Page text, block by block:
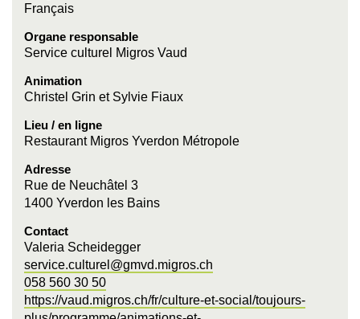
Français
Organe responsable
Service culturel Migros Vaud
Animation
Christel Grin et Sylvie Fiaux
Lieu / en ligne
Restaurant Migros Yverdon Métropole
Adresse
Rue de Neuchâtel 3
1400 Yverdon les Bains
Contact
Valeria Scheidegger
service.culturel@gmvd.migros.ch
058 560 30 50
https://vaud.migros.ch/fr/culture-et-social/toujours-